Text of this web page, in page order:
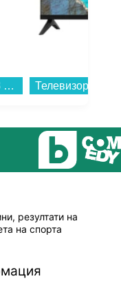
Смарт часовник Apple Watch Ultra 3 49mm Nat/Blue Ocean Band mewh4 , 1.98...
резултати на
на спорта